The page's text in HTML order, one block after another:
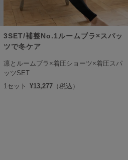
3SET/補整No.1ルームブラ×スパッ
ツで冬ケア
凛とルームブラ×着圧ショーツ×着圧スパ
ッツSET
1セット
¥13,277 （税込）